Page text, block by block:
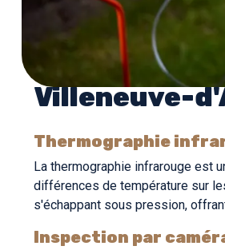
Méthodes et
Villeneuve-
Thermographie
La thermographie infrarouge est
différences de température sur
s'échappant sous pression,
Inspection par